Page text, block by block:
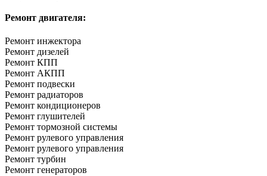
Ремонт двигателя:
Ремонт инжектора
Ремонт дизелей
Ремонт КПП
Ремонт АКПП
Ремонт подвески
Ремонт радиаторов
Ремонт кондиционеров
Ремонт глушителей
Ремонт тормозной системы
Ремонт рулевого управления
Ремонт рулевого управления
Ремонт турбин
Ремонт генераторов